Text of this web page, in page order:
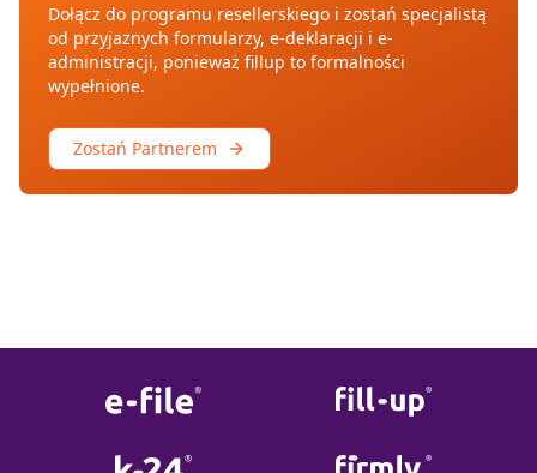
Dołącz do programu resellerskiego i zostań specjalistą
od przyjaznych formularzy, e-deklaracji i e-
administracji, ponieważ fillup to formalności
wypełnione.
Zostań Partnerem